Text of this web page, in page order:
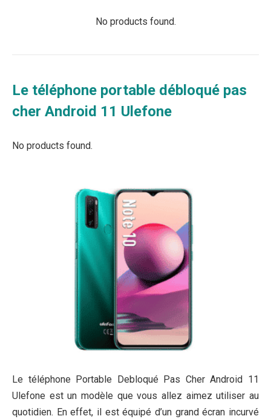
No products found.
Le téléphone portable débloqué pas
cher Android 11 Ulefone
No products found.
Le téléphone Portable Debloqué Pas Cher Android 11
Ulefone est un modèle que vous allez aimez utiliser au
quotidien. En effet, il est équipé d’un grand écran incurvé